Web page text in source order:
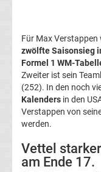
Ergebnisse
Conference
League
Erg.
Conference
Für Max
zwölfte Saisonsieg
Formel 1 WM-
Zweiter ist sein
(252). In den noch
Kalenders in den
Verstappen von
werden.
Vettel
am Ende 17.